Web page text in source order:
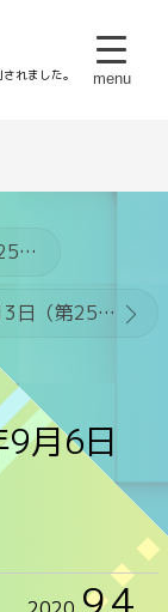
menu
れました。
「新かながわ」2020年8月30日（第2554）号
「新かながわ」2020年9月13日（第2556）号
9月6日
94